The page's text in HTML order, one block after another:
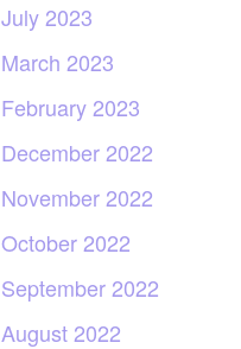
July 2023
March 2023
February 2023
December 2022
November 2022
October 2022
September 2022
August 2022